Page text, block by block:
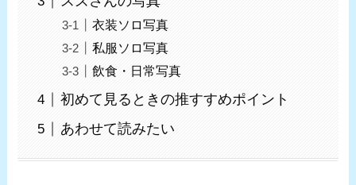
衣装ソロ写真
私服ソロ写真
飲食・日常写真
初めて見るときの推すすめポイント
あわせて読みたい